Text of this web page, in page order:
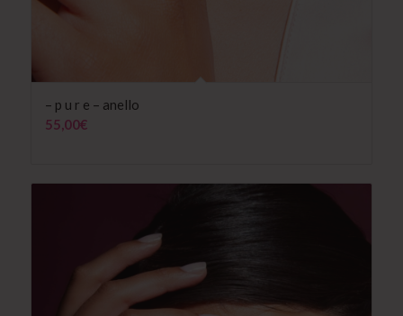
– p u r e – anello
55,00€